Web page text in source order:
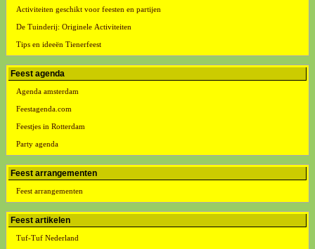
Activiteiten geschikt voor feesten en partijen
De Tuinderij: Originele Activiteiten
Tips en ideeën Tienerfeest
Feest agenda
Agenda amsterdam
Feestagenda.com
Feestjes in Rotterdam
Party agenda
Feest arrangementen
Feest arrangementen
Feest artikelen
Tuf-Tuf Nederland